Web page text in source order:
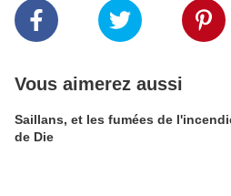
Vous aimerez aussi
Saillans, et les fumées de
de Die